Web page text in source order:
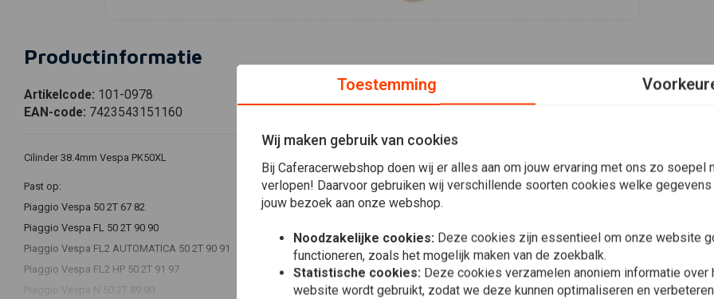
Productinformatie
Artikelcode: 101-0978
EAN-code: 7423543151160
Cilinder 38.4mm Vespa PK50XL
Past op:
Piaggio Vespa 50 2T 67 82
Piaggio Vespa FL 50 2T 90 90
Piaggio Vespa FL2 AUTOMATICA 50 2T 90 91
Piaggio Vespa FL2 HP 50 2T 91 97
Piaggio Vespa N 50 2T 89 90
Toestemming
Wij maken gebruik van cookies
Bij Caferacerwebshop doen wij er alles aan om jouw ervaring met ons zo soepel
verlopen! Daarvoor gebruiken wij verschillende soorten cookies welke
jouw bezoek aan onze webshop.
Noodzakelijke cookies: Deze cookies zijn essentieel om onze website
functioneren, zoals het mogelijk maken van de zoekbalk.
Statistische cookies: Deze cookies verzamelen anoniem informatie over
website wordt gebruikt, zodat we deze kunnen optimaliseren en